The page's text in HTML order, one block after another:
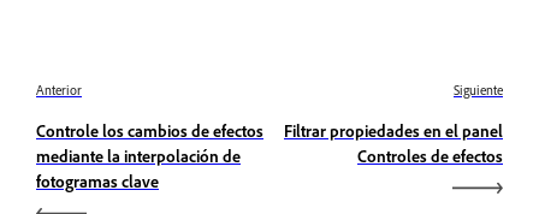
Anterior
Controle los cambios de efectos
mediante la interpolación de
fotogramas clave
Siguiente
Filtrar propiedades en el panel
Controles de efectos